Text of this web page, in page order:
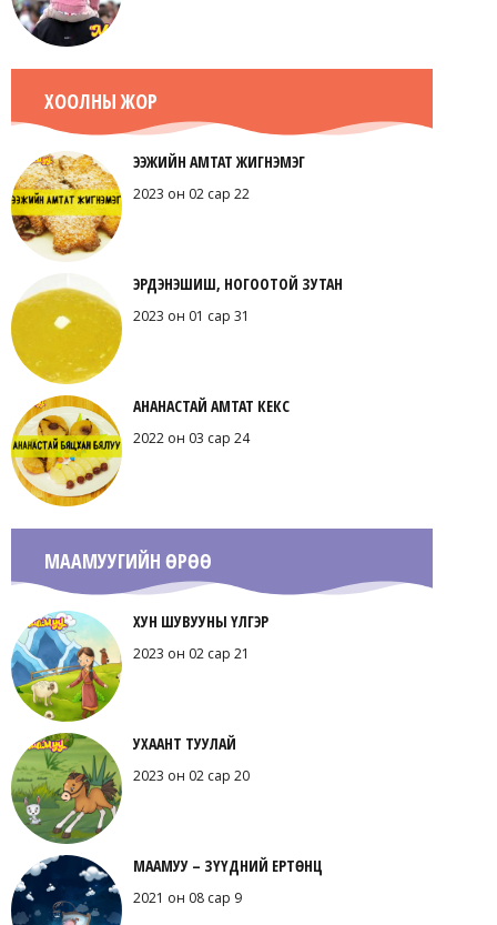
ХООЛНЫ ЖОР
ЭЭЖИЙН АМТАТ ЖИГНЭМЭГ
2023 он 02 сар 22
ЭРДЭНЭШИШ, НОГООТОЙ ЗУТАН
2023 он 01 сар 31
АНАНАСТАЙ АМТАТ КЕКС
2022 он 03 сар 24
МААМУУГИЙН ӨРӨӨ
ХУН ШУВУУНЫ ҮЛГЭР
2023 он 02 сар 21
УХААНТ ТУУЛАЙ
2023 он 02 сар 20
МААМУУ – ЗҮҮДНИЙ ЕРТӨНЦ
2021 он 08 сар 9